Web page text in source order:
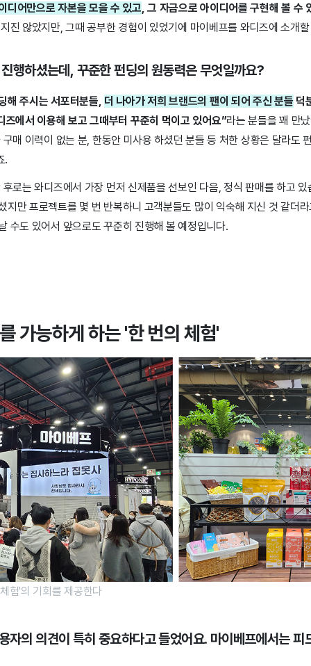
디어만으로 자본을 모을 수 있고 , 그 자금으로 아이디어를 구현해 볼 수
진 않았지만, 그때 공부한 경험이 있었기에 마이베프를 와디즈에 소개
행하셨는데, 꾸준한 펀딩의 원동력은 무엇일까요?
해 주시는 서포터분들, 더 나아가 저희 브랜드의 팬이 되어 주신 분들 덕
즈에서 이용해 보고 그때부터 꾸준히 먹이고 있어요”라는 분들을 꽤 만
매 이력이 없는 분, 한동안 미사용 하셨던 분들 등 처한 상황은 달라도
.
로는 와디즈에서 가장 먼저 신제품을 선보인 다음, 정식 판매를 하고
지만 프로젝트를 몇 번 반복하니 고객분들도 많이 익숙해 지신 것 같더
수도 있어서 앞으로도 꾸준히 진행해 볼 예정입니다.
가능하게 하는 '한 번의 체험'
험'의 기회를 제공한다
자의 의견이 특히 중요하다고 들었어요. 마이베프에서는 피